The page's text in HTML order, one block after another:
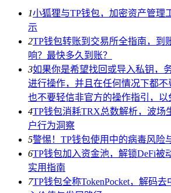
1小狐狸与TP钱包，加密资产管理
示
2TP钱包转账到交易所全指南，到
响？最快多久到账？
3如果你是希望找回或导入私钥，
进行操作，并且在任何情况下都不
也不要轻信非官方的操作指引，
4TP钱包消耗TRX总数解析，波场
户行为洞察
5警惕！TP钱包使用中的病毒风险
6TP钱包加入资金池，解锁DeFi被
实用指南
7TP钱包全称TokenPocket，解码